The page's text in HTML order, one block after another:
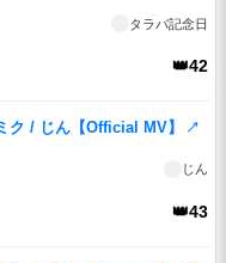
タラバ記念日
👑42
/ じん【Official MV】 ↗
じん
👑43